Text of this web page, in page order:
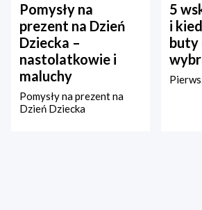
Pomysły na
prezent na Dzień
Dziecka –
nastolatkowie i
maluchy
Pomysły na prezent na
Dzień Dziecka
5
i
buty